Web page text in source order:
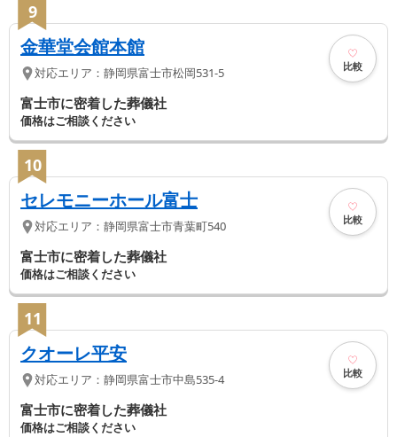
9
金華堂会館本館
対応エリア： 静岡県富士市松岡531-5 比較
富士市に密着した葬儀社
価格はご相談ください
10
セレモニーホール富士
対応エリア： 静岡県富士市青葉町540 比較
富士市に密着した葬儀社
価格はご相談ください
11
クオーレ平安
対応エリア： 静岡県富士市中島535-4 比較
富士市に密着した葬儀社
価格はご相談ください